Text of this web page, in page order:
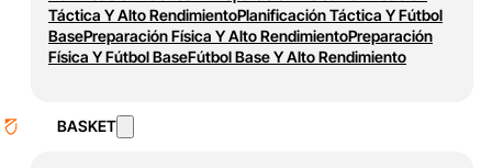
Táctica Y Alto RendimientoPlanificación Táctica Y Fútbol
BasePreparación Física Y Alto RendimientoPreparación
Física Y Fútbol BaseFútbol Base Y Alto Rendimiento
BASKET